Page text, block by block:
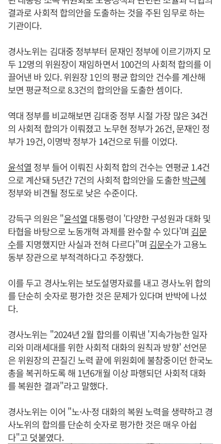
결과로 사회적 합의안을 도출하는 것을 주된 임무로 하는
기관이다.
경사노위는 김대중 정부부터 문재인 정부에 이르기까지 모
두 12명의 위원장이 재임하면서 100건의 사회적 합의를 이
끌어낸 바 있다. 위원장 1인의 평균 합의안 건수를 계산해
보면 평균적으로 8.3건의 합의안을 도출한 셈이다.
역대 정부를 비교해보면 김대중 정부 시절 가장 많은 34건
의 사회적 합의가 이뤄졌고 노무현 정부가 26건, 문재인 정
부가 19건, 이명박 정부가 14건으로 뒤를 이었다.
윤석열 정부 들어 이뤄진 사회적 합의 건수는 연평균 1.4건
으로 계산돼 5년간 7건의 사회적 합의안을 도출한박근혜
정부와 비견될 정도로 낮은 수준이다.
강득구 의원은 "윤석열 대통령이 '다양한 구성원과 대화 및
타협을 바탕으로 노동개혁 과제를 완수할 수 있다'며 김문
수를 지명했지만 사실과 전혀 다르다"며 김문수가 고용노
동부 장관으로 부적격하다고 주장했다.
이를 두고 경사노위는 보도설명자료를 내고 경사노위 합의
를 단순히 숫자로 평가한 것은 문제가 있다며 반박에 나섰
다.
경사노위는 "2024년 2월 합의를 이뤄낸 '지속가능한 일자
리와 미래세대를 위한 사회적 대화의 원칙과 방향' 선언문
은 위원장의 끈질긴 노력 끝에 위원회에 불참중이던 한국노
총을 복귀하도록 해 1년6개월 이상 파행되던 사회적 대화
를 복원한 결과"라고 말했다.
경사노위는 이어 "노·사·정 대화의 복원 노력을 생략하고 경
사노위의 합의를 단순히 숫자로 평가한 것은 매우 아쉽
다"고 덧붙였다.